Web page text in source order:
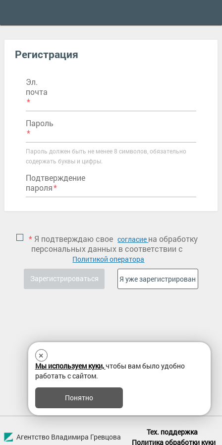
Регистрация
Эл.
почта
Пароль
Пароль должен быть не менее 8 символов, обязательно
содержать буквы и цифры.
Подтверждение
пароля
* Я подтверждаю свое согласие на обработку
персональных данных в соответствии с
Политикой оператора
Агентство Владимира Гревцова
Тех. поддержка
Политика обработки куки
×
Мы используем куки,чтобы вам было удобно
работать с сайтом.
Понятно